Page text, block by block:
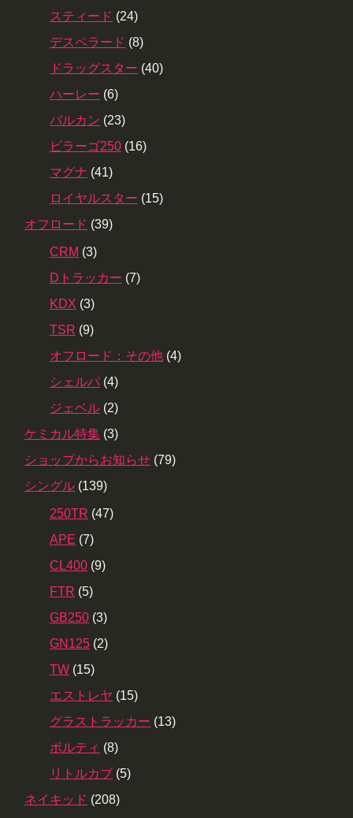
スティード (24)
デスペラード (8)
ドラッグスター (40)
ハーレー (6)
バルカン (23)
ビラーゴ250 (16)
マグナ (41)
ロイヤルスター (15)
オフロード (39)
CRM (3)
Dトラッカー (7)
KDX (3)
TSR (9)
オフロード：その他 (4)
シェルパ (4)
ジェベル (2)
ケミカル特集 (3)
ショップからお知らせ (79)
シングル (139)
250TR (47)
APE (7)
CL400 (9)
FTR (5)
GB250 (3)
GN125 (2)
TW (15)
エストレヤ (15)
グラストラッカー (13)
ボルティ (8)
リトルカブ (5)
ネイキッド (208)